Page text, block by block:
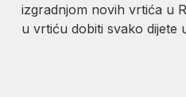
izgradnjom novih vrtića u
u vrtiću dobiti svako dijete